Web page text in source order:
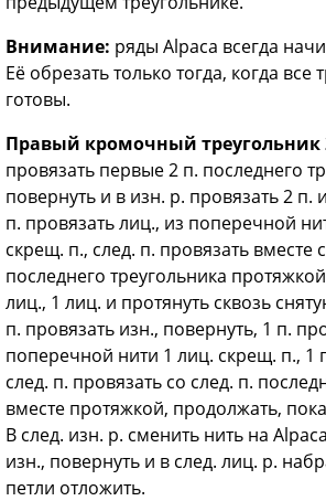
Внимание: ряды Alpaca всегда
Её обрезать только тогда, когда все
готовы.
Правый кромочный треугольник
провязать первые 2 п. последнего
повернуть и в изн. р. провязать 2 п.
п. провязать лиц., из поперечной
скрещ. п., след. п. провязать вместе
последнего треугольника
лиц., 1 лиц. и протянуть сквозь
п. провязать изн., повернуть, 1 п.
поперечной нити 1 лиц. скрещ. п., 1
след. п. провязать со след. п.
вместе протяжкой, продолжать,
В след. изн. р. сменить нить на
изн., повернуть и в след. лиц. р.
петли отложить.